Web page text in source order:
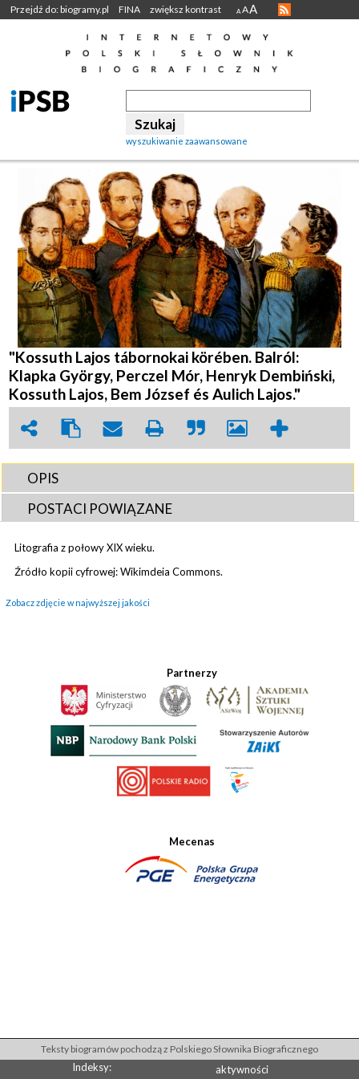
Przejdź do: biogramy.pl FINA zwiększ kontrast A AA
wyszukiwanie zaawansowane
"Kossuth Lajos tábornokai körében. Balról:
Klapka György, Perczel Mór, Henryk Dembiński,
Kossuth Lajos, Bem József és Aulich Lajos."
OPIS
POSTACI POWIĄZANE
Litografia z połowy XIX wieku.
Źródło kopii cyfrowej: Wikimdeia Commons.
Zobacz zdjęcie w najwyższej jakości
Partnerzy
Mecenas
Teksty biogramów pochodzą z Polskiego Słownika Biograficznego
Indeksy: aktywności